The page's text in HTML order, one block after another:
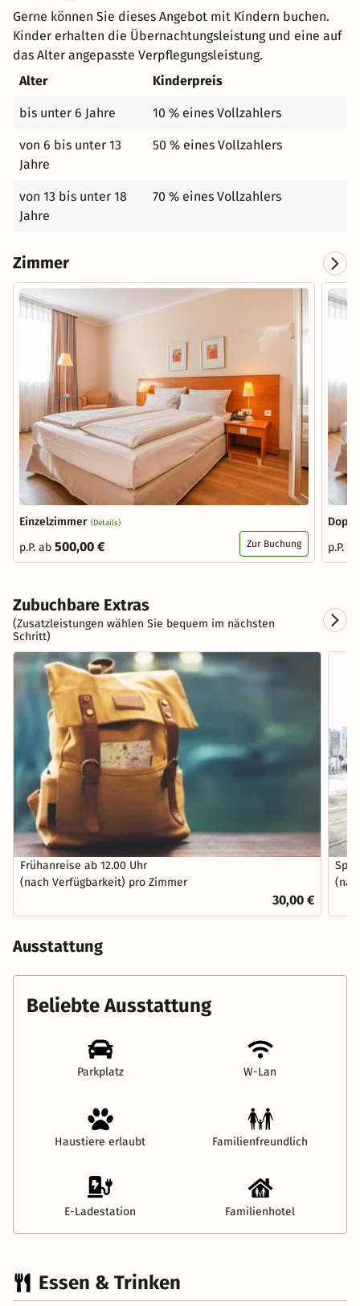
Gerne können Sie dieses Angebot mit Kindern buchen.
Kinder erhalten die Übernachtungsleistung und eine auf
das Alter angepasste Verpflegungsleistung.
Alter
Kinderpreis
bis unter 6 Jahre 10 % eines Vollzahlers
von 6 bis unter 13
Jahre
50 % eines Vollzahlers
von 13 bis unter 18
Jahre
70 % eines Vollzahlers
Zimmer
Einzelzimmer (Details)
p.P. ab 500,00 € Zur Buchung
p.P.
Zubuchbare Extras
(Zusatzleistungen wählen Sie bequem im nächsten
Schritt)
Frühanreise ab 12.00 Uhr
(nach Verfügbarkeit) pro Zimmer
30,00 €
Ausstattung
Beliebte Ausstattung
Parkplatz W-Lan
Haustiere erlaubt Familienfreundlich
E-Ladestation Familienhotel
Essen & Trinken